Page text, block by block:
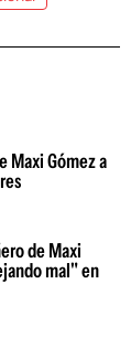
Maxi Gómez a
de Maxi
mal" en